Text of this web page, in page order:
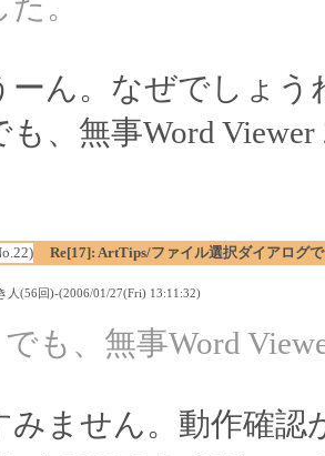
ーん。なぜでしょう
も、無事Word
Re[17]: ArtTips/ファイル選択ダイアログ
人(56回)-(2006/01/27(Fri) 13:11:32)
でも、無事Word
みません。動作確認